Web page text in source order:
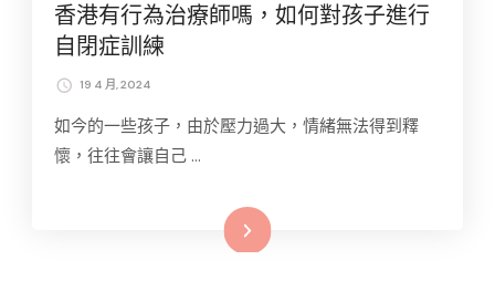
香港有行為治療師嗎，如何對孩子進行
自閉症訓練
19 4 月, 2024
如今的一些孩子，由於壓力過大，情緒無法得到釋
懷，往往會讓自己 …
Read More